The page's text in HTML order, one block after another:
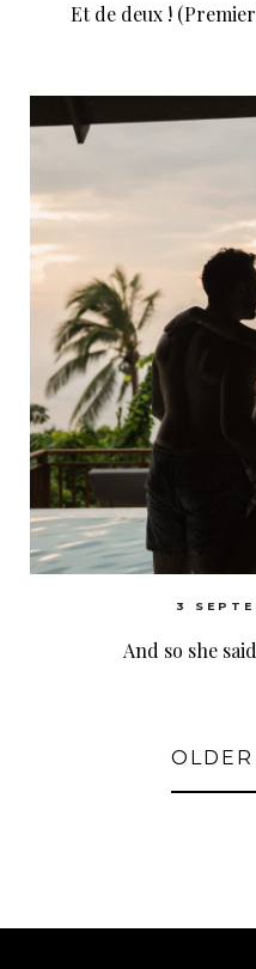
Et de deux !
3
And so she